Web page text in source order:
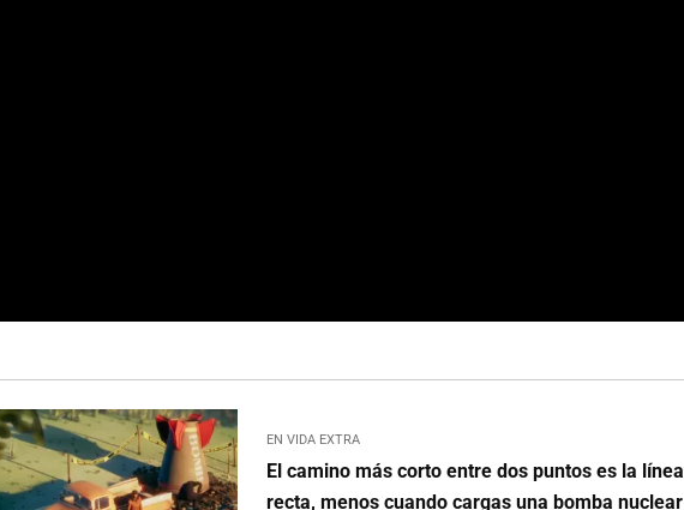
EN VIDA EXTRA
El camino más corto entre dos puntos es la línea
recta, menos cuando cargas una bomba nuclear